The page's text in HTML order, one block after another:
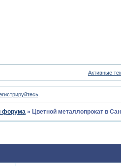
Активные
.
форума » Цветной металлопрокат в